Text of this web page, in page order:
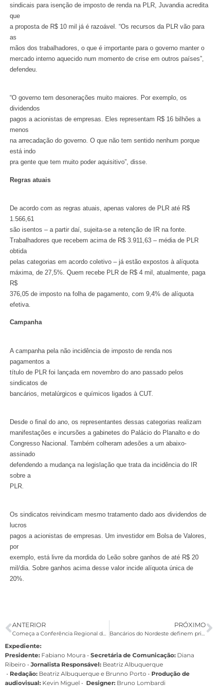
sindicais para isenção de imposto de renda na PLR, Juvandia acredita
que
a proposta de R$ 10 mil já é razoável. “Os recursos da PLR vão para
as
mãos dos trabalhadores, o que é importante para o governo manter o
mercado interno aquecido num momento de crise em outros países”,
defendeu.
“O governo tem desonerações muito maiores. Por exemplo, os
dividendos
pagos a acionistas de empresas. Eles representam R$ 16 bilhões a
menos
na arrecadação do governo. O que não tem sentido nenhum porque
está indo
pra gente que tem muito poder aquisitivo”, disse.
Regras atuais
De acordo com as regras atuais, apenas valores de PLR até R$
1.566,61
são isentos – a partir daí, sujeita-se a retenção de IR na fonte.
Trabalhadores que recebem acima de R$ 3.911,63 – média de PLR
obtida
pelas categorias em acordo coletivo – já estão expostos à alíquota
máxima, de 27,5%. Quem recebe PLR de R$ 4 mil, atualmente, paga
R$
376,05 de imposto na folha de pagamento, com 9,4% de alíquota
efetiva.
Campanha
A campanha pela não incidência de imposto de renda nos
pagamentos a
título de PLR foi lançada em novembro do ano passado pelos
sindicatos de
bancários, metalúrgicos e químicos ligados à CUT.
Desde o final do ano, os representantes dessas categorias realizam
manifestações e incursões a gabinetes do Palácio do Planalto e do
Congresso Nacional. Também colheram adesões a um abaixo-
assinado
defendendo a mudança na legislação que trata da incidência do IR
sobre a
PLR.
Os sindicatos reivindicam mesmo tratamento dado aos dividendos de
lucros
pagos a acionistas de empresas. Um investidor em Bolsa de Valores,
por
exemplo, está livre da mordida do Leão sobre ganhos de até R$ 20
mil/dia. Sobre ganhos acima desse valor incide alíquota única de
20%.
ANTERIOR
Começa a Conferência Regional dos Bancários do Nordeste
PRÓXIMO
Bancários do Nordeste definem prioridades para a Campanha Nacional
Expediente:
Presidente: Fabiano Moura • Secretária de Comunicação: Diana
Ribeiro • Jornalista Responsável: Beatriz Albuquerque
• Redação: Beatriz Albuquerque e Brunno Porto • Produção de
audiovisual: Kevin Miguel • Designer: Bruno Lombardi